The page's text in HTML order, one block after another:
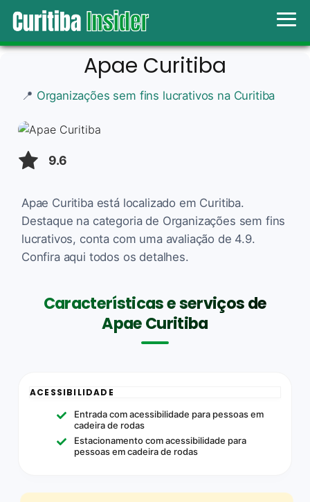
Apae Curitiba
📍 Organizações sem fins lucrativos na Curitiba
9.6
Apae Curitiba está localizado em Curitiba.
Destaque na categoria de Organizações sem fins
lucrativos, conta com uma avaliação de 4.9.
Confira aqui todos os detalhes.
Características e serviços de
Apae Curitiba
ACESSIBILIDADE
Entrada com acessibilidade para pessoas em
cadeira de rodas
Estacionamento com acessibilidade para
pessoas em cadeira de rodas